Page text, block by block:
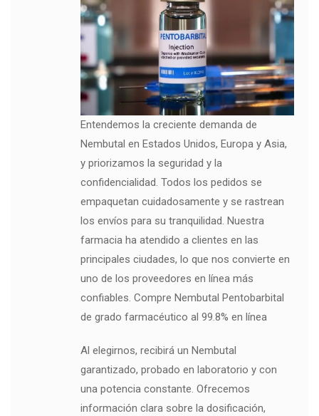
Entendemos la creciente demanda de
Nembutal en Estados Unidos, Europa y Asia,
y priorizamos la seguridad y la
confidencialidad. Todos los pedidos se
empaquetan cuidadosamente y se rastrean
los envíos para su tranquilidad. Nuestra
farmacia ha atendido a clientes en las
principales ciudades, lo que nos convierte en
uno de los proveedores en línea más
confiables. Compre Nembutal Pentobarbital
de grado farmacéutico al 99.8% en línea
Al elegirnos, recibirá un Nembutal
garantizado, probado en laboratorio y con
una potencia constante. Ofrecemos
información clara sobre la dosificación,